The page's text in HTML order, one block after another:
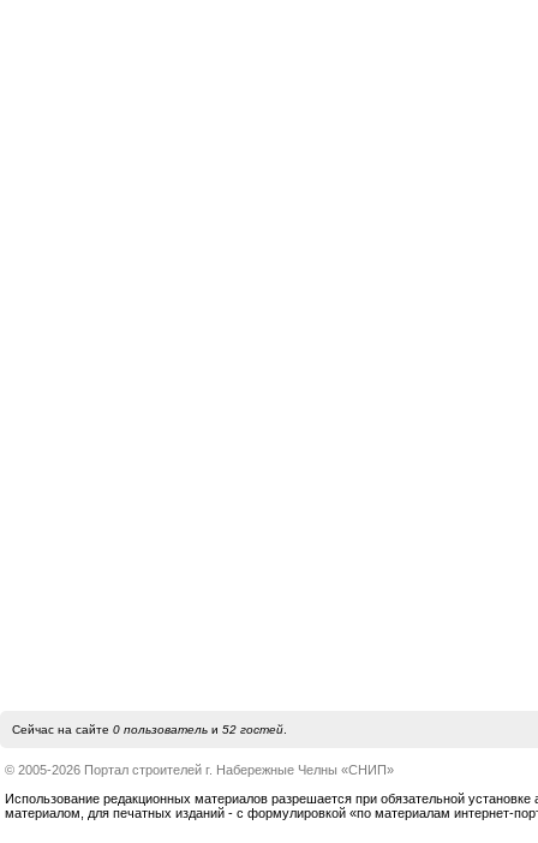
Сейчас на сайте 0 пользовательи 52 гостей.
© 2005-2026 Портал строителей г. Набережные Челны «СНИП»
Использование редакционных материалов разрешается при обязательной установке
материалом, для печатных изданий - с формулировкой «по материалам интернет-